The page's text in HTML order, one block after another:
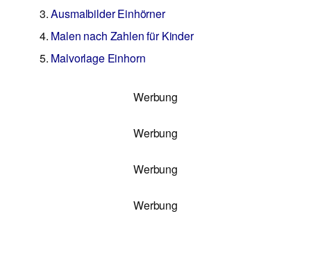
Ausmalbilder Einhörner
Malen nach Zahlen für Kinder
Malvorlage Einhorn
Werbung
Werbung
Werbung
Werbung